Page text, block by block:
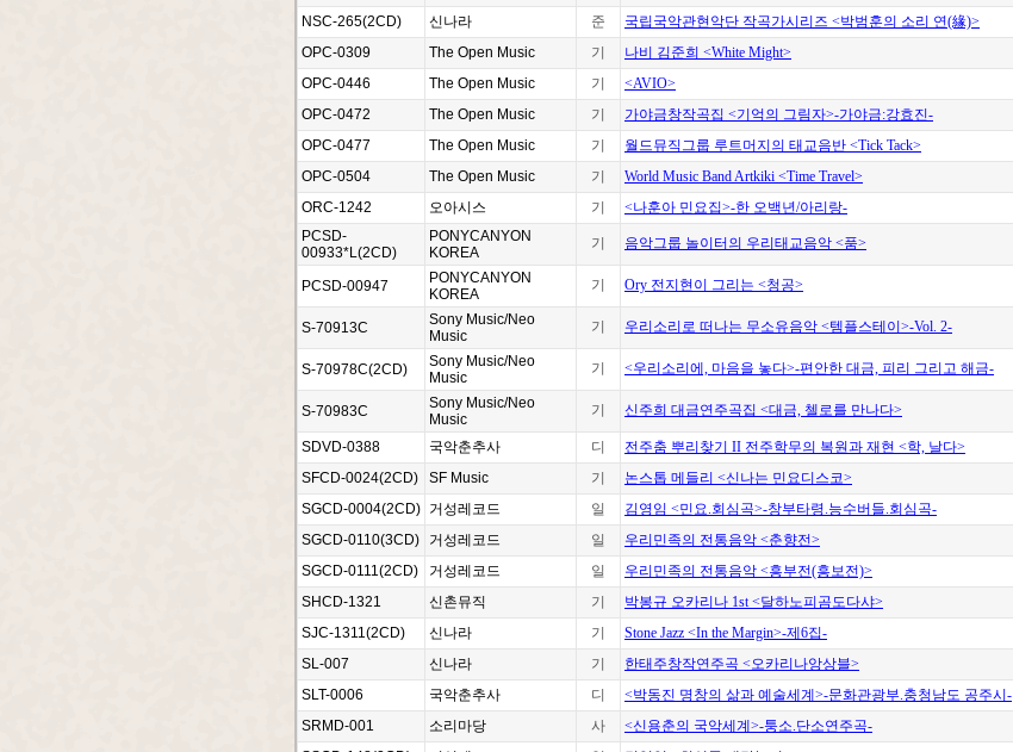
NSC-265(2CD)
신나라 준 국립국악관현악단 작곡가시리즈 <박범훈의 소리 연(緣)>
OPC-0309
The Open Music 기 나비 김준희 <White Might>
OPC-0446
The Open Music 기 <AVIO>
OPC-0472
The Open Music 기 가야금창작곡집 <기억의 그림자>-가야금:강효진-
OPC-0477
The Open Music 기 월드뮤직그룹 루트머지의 태교음반 <Tick Tack>
OPC-0504
The Open Music 기 World Music Band Artkiki <Time Travel>
ORC-1242
오아시스 기 <나훈아 민요집>-한 오백년/아리랑-
PCSD-
00933*L(2CD)
PONYCANYON
KOREA
기 음악그룹 놀이터의 우리태교음악 <품>
PCSD-00947
PONYCANYON
KOREA
기 Ory 전지현이 그리는 <청공>
S-70913C
Sony Music/Neo
Music
기 우리소리로 떠나는 무소유음악 <템플스테이>-Vol. 2-
S-70978C(2CD)
Sony Music/Neo
Music
기 <우리소리에, 마음을 놓다>-편안한 대금, 피리 그리고 해금-
S-70983C
Sony Music/Neo
Music
기 신주희 대금연주곡집 <대금, 첼로를 만나다>
SDVD-0388 국악춘추사 디 전주춤 뿌리찾기 II 전주학무의 복원과 재현 <학, 날다>
SFCD-0024(2CD)
SF Music 기 논스톱 메들리 <신나는 민요디스코>
SGCD-0004(2CD) 거성레코드 일 김영임 <민요.회심곡>-창부타령.능수버들.회심곡-
SGCD-0110(3CD)
거성레코드 일 우리민족의 전통음악 <춘향전>
SGCD-0111(2CD)
거성레코드 일 우리민족의 전통음악 <흥부전(흥보전)>
SHCD-1321
신촌뮤직 기 박봉규 오카리나 1st <달하노피곰도다샤>
SJC-1311(2CD)
신나라 기 Stone Jazz <In the Margin>-제6집-
SL-007
신나라 기 한태주창작연주곡 <오카리나앙상블>
SLT-0006
국악춘추사 디 <박동진 명창의 삶과 예술세계>-문화관광부.충청남도 공주시-
SRMD-001
소리마당 사 <신용춘의 국악세계>-퉁소.단소연주곡-